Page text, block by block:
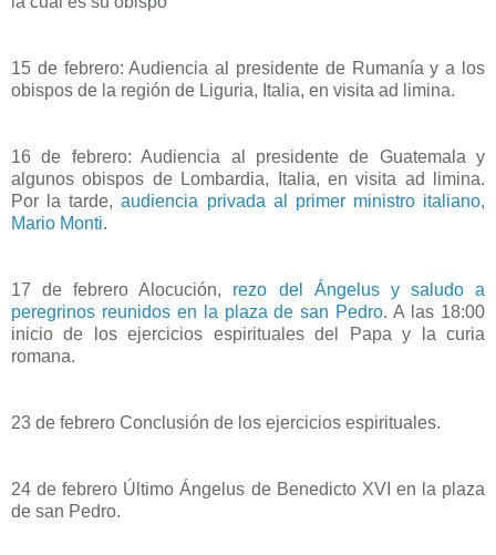
15 de febrero: Audiencia al presidente de Rumanía y a los
obispos de la región de Liguria, Italia, en visita ad limina.
16 de febrero: Audiencia al presidente de Guatemala y
algunos obispos de Lombardia, Italia, en visita ad limina.
Por la tarde,audiencia privada al primer ministro italiano,
Mario Monti.
17 de febrero Alocución, rezo del Ángelus y saludo a
peregrinos reunidos en la plaza de san Pedro. A las 18:00
inicio de los ejercicios espirituales del Papa y la curia
romana.
23 de febrero Conclusión de los ejercicios espirituales.
24 de febrero Último Ángelus de Benedicto XVI en la plaza
de san Pedro.